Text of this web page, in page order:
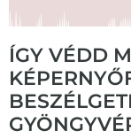
ÍGY VÉDD